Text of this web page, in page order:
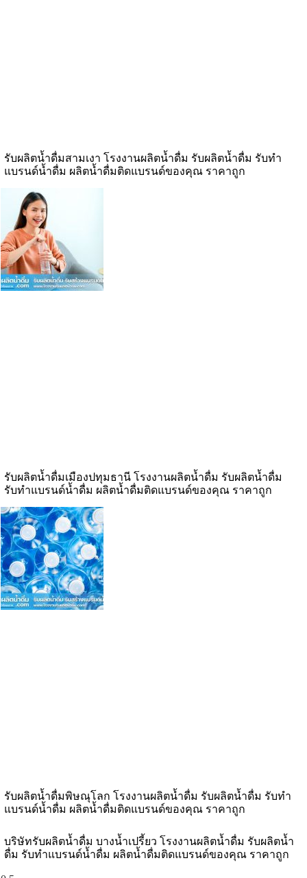
รับผลิตน้ำดื่มสามเงา โรงงานผลิตน้ำดื่ม รับผลิตน้ำดื่ม รับทำ
แบรนด์น้ำดื่ม ผลิตน้ำดื่มติดแบรนด์ของคุณ ราคาถูก
รับผลิตน้ำดื่มเมืองปทุมธานี โรงงานผลิตน้ำดื่ม รับผลิตน้ำดื่ม
รับทำแบรนด์น้ำดื่ม ผลิตน้ำดื่มติดแบรนด์ของคุณ ราคาถูก
รับผลิตน้ำดื่มพิษณุโลก โรงงานผลิตน้ำดื่ม รับผลิตน้ำดื่ม รับทำ
แบรนด์น้ำดื่ม ผลิตน้ำดื่มติดแบรนด์ของคุณ ราคาถูก
บริษัทรับผลิตน้ำดื่ม บางน้ำเปรี้ยว โรงงานผลิตน้ำดื่ม รับผลิตน้ำ
ดื่ม รับทำแบรนด์น้ำดื่ม ผลิตน้ำดื่มติดแบรนด์ของคุณ ราคาถูก